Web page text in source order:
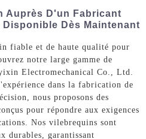
Auprès D'un Fabricant
Dès Maintenant
fiable et de haute qualité pour
notre large gamme de
Electromechanical Co., Ltd.
dans la fabrication de
nous proposons des
pour répondre aux exigences
Nos vilebrequins sont
durables, garantissant